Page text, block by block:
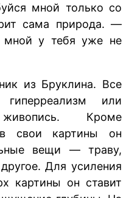
мной только со
сама природа. —
у тебя уже не
из Бруклина. Все
или
живопись. Кроме
свои картины он
вещи — траву,
Для усиления
картины он ставит